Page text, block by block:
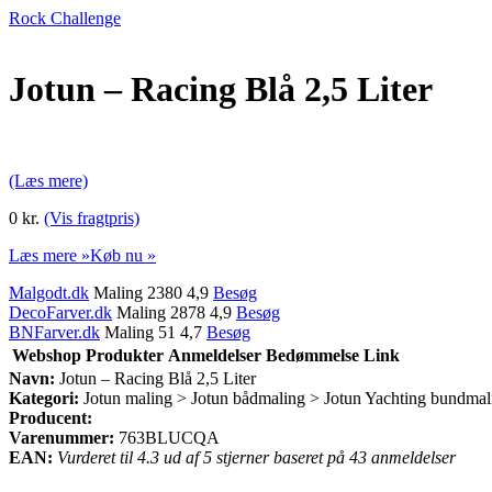
Rock Challenge
Jotun – Racing Blå 2,5 Liter
(Læs mere)
0 kr. (Vis fragtpris)
Læs mere »Køb nu »
Malgodt.dk Maling 2380 4,9 Besøg
DecoFarver.dk Maling 2878 4,9 Besøg
BNFarver.dk Maling 51 4,7 Besøg
Webshop Produkter Anmeldelser Bedømmelse Link
Navn: Jotun – Racing Blå 2,5 Liter
Kategori: Jotun maling > Jotun bådmaling > Jotun Yachting
Producent:
Varenummer: 763BLUCQA
EAN: Vurderet til 4.3 ud af 5 stjerner baseret på 43 anmeldelser